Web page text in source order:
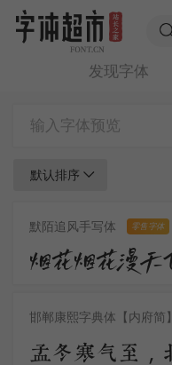
发现字体
默认排序
默陌追风手写体 零售字体
邯郸康熙字典体【内府简】